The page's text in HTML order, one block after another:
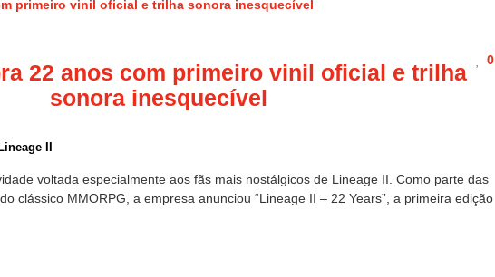
0
22 anos com primeiro vinil oficial e trilha
sonora inesquecível
II
voltada especialmente aos fãs mais nostálgicos de Lineage II. Como parte das
clássico MMORPG, a empresa anunciou “Lineage II – 22 Years”, a primeira edição